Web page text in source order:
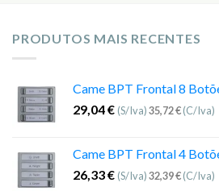
PRODUTOS MAIS RECENTES
Came BPT Frontal 8
29,04€ (S/Iva)35,72€(C/Iva)
Came BPT Frontal 4
26,33€ (S/Iva)32,39€(C/Iva)